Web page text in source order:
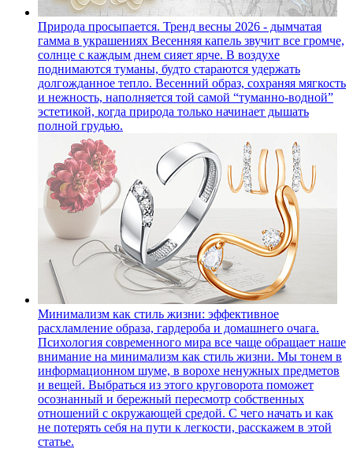
Природа просыпается. Тренд весны 2026 - дымчатая
гамма в украшениях Весенняя капель звучит все громче,
солнце с каждым днем сияет ярче. В воздухе
поднимаются туманы, будто стараются удержать
долгожданное тепло. Весенний образ, сохраняя мягкость
и нежность, наполняется той самой “туманно-водной”
эстетикой, когда природа только начинает дышать
полной грудью.
Минимализм как стиль жизни: эффективное
расхламление образа, гардероба и домашнего очага.
Психология современного мира все чаще обращает наше
внимание на минимализм как стиль жизни. Мы тонем в
информационном шуме, в ворохе ненужных предметов
и вещей. Выбраться из этого круговорота поможет
осознанный и бережный пересмотр собственных
отношений с окружающей средой. С чего начать и как
не потерять себя на пути к легкости, расскажем в этой
статье.